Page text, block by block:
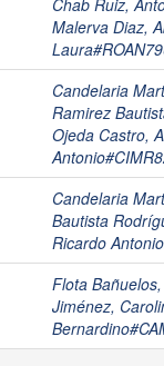
Chab Ruiz,
Malerva Diaz,
Candelaria
Ramirez
Ojeda Castro,
Candelaria
Bautista
Ricardo
Flota
Jiménez,